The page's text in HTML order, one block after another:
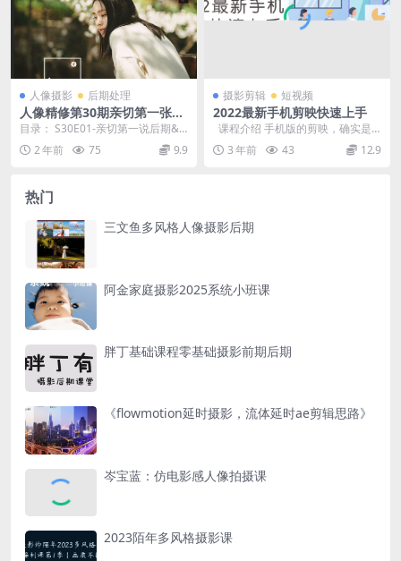
人像摄影 后期处理
人像精修第30期亲切第一张蕾
KINDNESS人像精修第30期完
整版
目录： S30E01-亲切第一说后期&
肖像结构 S30E01-亲切第一说...
2 年前 75 9.9
摄影剪辑 短视频
2022最新手机剪映快速上手
课程介绍 手机版的剪映，确实是
在手机上就可以轻松实现视频剪辑
的工具...
3 年前 43 12.9
热门
三文鱼多风格人像摄影后期
阿金家庭摄影2025系统小班课
胖丁基础课程零基础摄影前期后期
《flowmotion延时摄影，流体延时ae剪辑思路》
岑宝蓝：仿电影感人像拍摄课
2023陌年多风格摄影课